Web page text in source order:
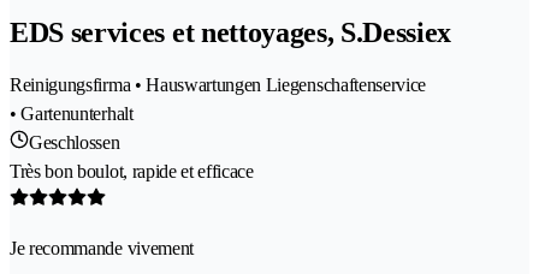
EDS services et nettoyages, S.Dessiex
Reinigungsfirma • Hauswartungen Liegenschaftenservice
• Gartenunterhalt
Geschlossen
Très bon boulot, rapide et efficace
Je recommande vivement